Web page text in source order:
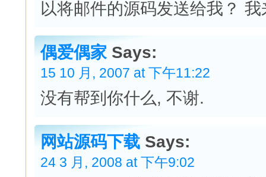
以将邮件的源码发送给我？
偶爱偶家 Says:
15 10 月, 2007 at 下午11:22
没有帮到你什么, 不谢.
网站源码下载 Says:
24 3 月, 2008 at 下午9:02